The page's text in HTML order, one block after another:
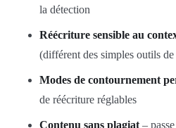
la détection
Réécriture sensible au
(différent des simples outils
Modes de contournement
de réécriture réglables
Contenu sans plagiat –